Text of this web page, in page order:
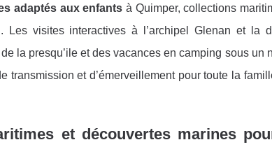
adaptés aux enfants à Quimper, collections
Les visites interactives à l’archipel Glenan et la
la presqu’ile et des vacances en camping sous un
transmission et d’émerveillement pour toute la
et découvertes marines